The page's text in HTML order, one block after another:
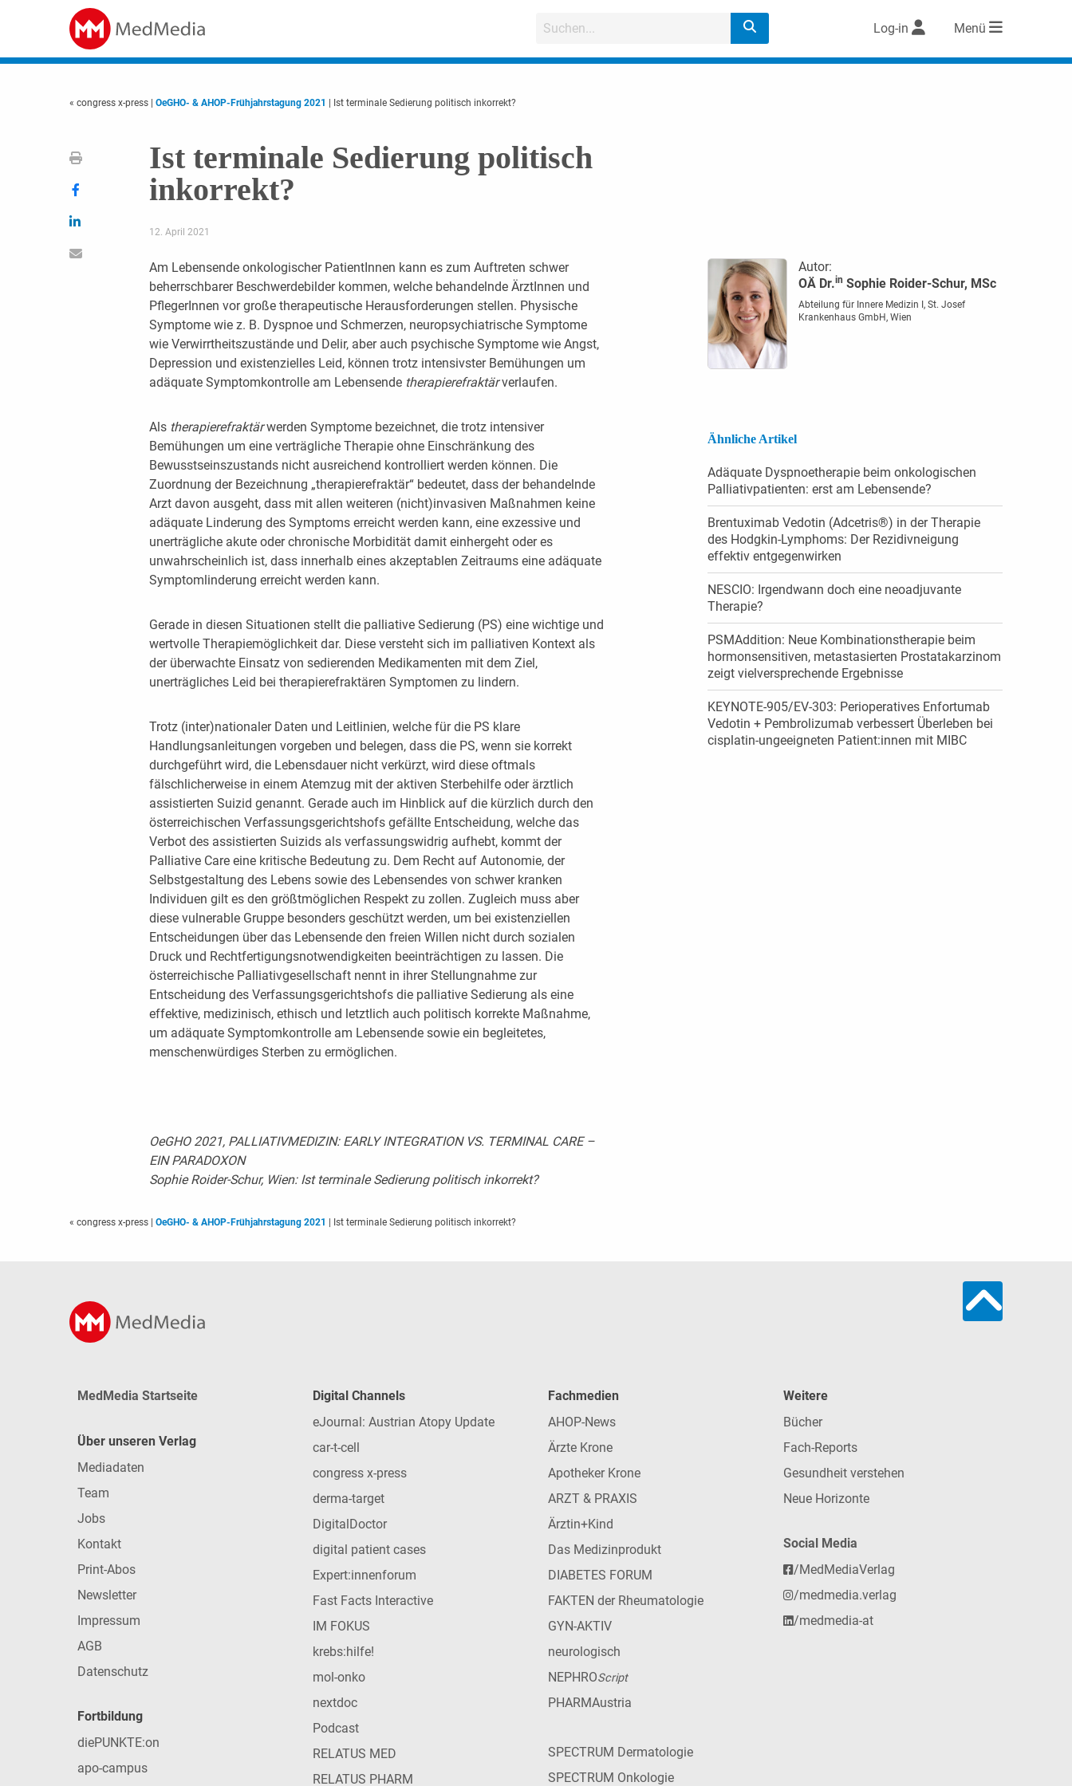
Log-in Menü
« congress x-press OeGHO- & AHOP-Frühjahrstagung 2021 | Ist terminale Sedierung politisch inkorrekt?
Ist terminale Sedierung politisch
inkorrekt?
12. April 2021
Am Lebensende onkologischer PatientInnen kann es zum Auftreten schwer
beherrschbarer Beschwerdebilder kommen, welche behandelnde ÄrztInnen und
PflegerInnen vor große therapeutische Herausforderungen stellen. Physische
Symptome wie z. B. Dyspnoe und Schmerzen, neuropsychiatrische Symptome
wie Verwirrtheitszustände und Delir, aber auch psychische Symptome wie Angst,
Depression und existenzielles Leid, können trotz intensivster Bemühungen um
adäquate Symptomkontrolle am Lebensende therapierefraktärverlaufen.
Alstherapierefraktärwerden Symptome bezeichnet, die trotz intensiver
Bemühungen um eine verträgliche Therapie ohne Einschränkung des
Bewusstseinszustands nicht ausreichend kontrolliert werden können. Die
Zuordnung der Bezeichnung „therapierefraktär“ bedeutet, dass der behandelnde
Arzt davon ausgeht, dass mit allen weiteren (nicht)invasiven Maßnahmen keine
adäquate Linderung des Symptoms erreicht werden kann, eine exzessive und
unerträgliche akute oder chronische Morbidität damit einhergeht oder es
unwahrscheinlich ist, dass innerhalb eines akzeptablen Zeitraums eine adäquate
Symptomlinderung erreicht werden kann.
Gerade in diesen Situationen stellt die palliative Sedierung (PS) eine wichtige und
wertvolle Therapiemöglichkeit dar. Diese versteht sich im palliativen Kontext als
der überwachte Einsatz von sedierenden Medikamenten mit dem Ziel,
unerträgliches Leid bei therapierefraktären Symptomen zu lindern.
Trotz (inter)nationaler Daten und Leitlinien, welche für die PS klare
Handlungsanleitungen vorgeben und belegen, dass die PS, wenn sie korrekt
durchgeführt wird, die Lebensdauer nicht verkürzt, wird diese oftmals
fälschlicherweise in einem Atemzug mit der aktiven Sterbehilfe oder ärztlich
assistierten Suizid genannt. Gerade auch im Hinblick auf die kürzlich durch den
österreichischen Verfassungsgerichtshofs gefällte Entscheidung, welche das
Verbot des assistierten Suizids als verfassungswidrig aufhebt, kommt der
Palliative Care eine kritische Bedeutung zu. Dem Recht auf Autonomie, der
Selbstgestaltung des Lebens sowie des Lebensendes von schwer kranken
Individuen gilt es den größtmöglichen Respekt zu zollen. Zugleich muss aber
diese vulnerable Gruppe besonders geschützt werden, um bei existenziellen
Entscheidungen über das Lebensende den freien Willen nicht durch sozialen
Druck und Rechtfertigungsnotwendigkeiten beeinträchtigen zu lassen. Die
österreichische Palliativgesellschaft nennt in ihrer Stellungnahme zur
Entscheidung des Verfassungsgerichtshofs die palliative Sedierung als eine
effektive, medizinisch, ethisch und letztlich auch politisch korrekte Maßnahme,
um adäquate Symptomkontrolle am Lebensende sowie ein begleitetes,
menschenwürdiges Sterben zu ermöglichen.
OeGHO 2021, PALLIATIVMEDIZIN: EARLY INTEGRATION VS. TERMINAL CARE –
EIN PARADOXON
Sophie Roider-Schur, Wien: Ist terminale Sedierung politisch inkorrekt?
Autor:
OÄ Dr.in Sophie Roider-Schur, MSc
Abteilung für Innere Medizin I, St. Josef
Krankenhaus GmbH, Wien
Ähnliche Artikel
Adäquate Dyspnoetherapie beim onkologischen
Palliativpatienten: erst am Lebensende?
Brentuximab Vedotin (Adcetris®) in der Therapie
des Hodgkin-Lymphoms: Der Rezidivneigung
effektiv entgegenwirken
NESCIO: Irgendwann doch eine neoadjuvante
Therapie?
PSMAddition: Neue Kombinationstherapie beim
hormonsensitiven, metastasierten Prostatakarzinom
zeigt vielversprechende Ergebnisse
KEYNOTE-905/EV-303: Perioperatives Enfortumab
Vedotin + Pembrolizumab verbessert Überleben bei
cisplatin-ungeeigneten Patient:innen mit MIBC
« congress x-press OeGHO- & AHOP-Frühjahrstagung 2021 | Ist terminale Sedierung politisch inkorrekt?
MedMedia Startseite
Über unseren Verlag
Mediadaten
Team
Jobs
Kontakt
Print-Abos
Newsletter
Impressum
AGB
Datenschutz
Fortbildung
diePUNKTE:on
apo-campus
Digital Channels
eJournal: Austrian Atopy Update
car-t-cell
congress x-press
derma-target
DigitalDoctor
digital patient cases
Expert:innenforum
Fast Facts Interactive
IM FOKUS
krebs:hilfe!
mol-onko
nextdoc
Podcast
RELATUS MED
RELATUS PHARM
Fachmedien
AHOP-News
Ärzte Krone
Apotheker Krone
ARZT & PRAXIS
Ärztin+Kind
Das Medizinprodukt
DIABETES FORUM
FAKTEN der Rheumatologie
GYN-AKTIV
neurologisch
NEPHROScript
PHARMAustria
SPECTRUM Dermatologie
SPECTRUM Onkologie
Weitere
Bücher
Fach-Reports
Gesundheit verstehen
Neue Horizonte
Social Media
/MedMediaVerlag
/medmedia.verlag
/medmedia-at